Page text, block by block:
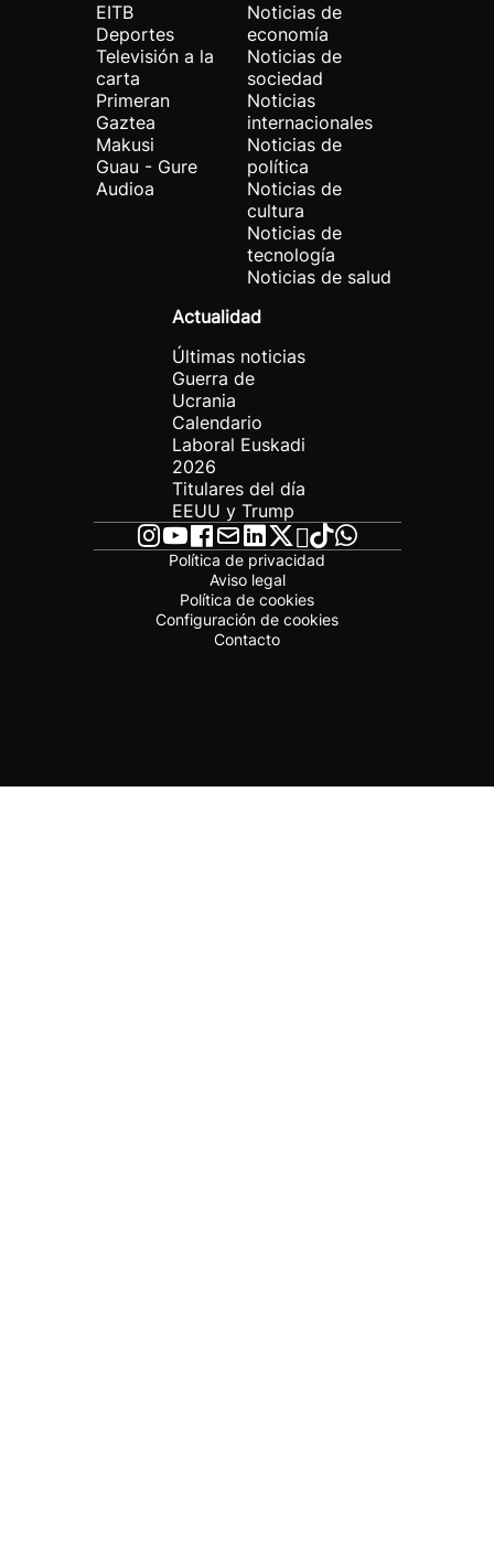
EITB
Deportes
Televisión a la
carta
Primeran
Gaztea
Makusi
Guau - Gure
Audioa
Noticias de
economía
Noticias de
sociedad
Noticias
internacionales
Noticias de
política
Noticias de
cultura
Noticias de
tecnología
Noticias de salud
Actualidad
Últimas noticias
Guerra de
Ucrania
Calendario
Laboral Euskadi
2026
Titulares del día
EEUU y Trump
Política de privacidad
Aviso legal
Política de cookies
Configuración de cookies
Contacto